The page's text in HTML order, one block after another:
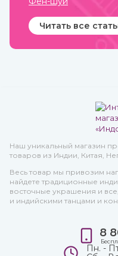
Читать все
Наш уникальный магазин
товаров из Индии, Китая,
Весь товар мы привозим
найдете традиционные
восточные украшения и
и индийскими танцами и
8
Пн. -